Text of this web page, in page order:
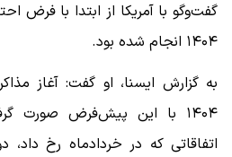
گفت‌وگو با آمریکا از ابتدا با فرض
۱۴۰۴ انجام شده بود.
به گزارش ایسنا، او گفت: آغاز
۱۴۰۴ با این پیش‌فرض
اتفاقاتی که در خردادماه رخ داد،